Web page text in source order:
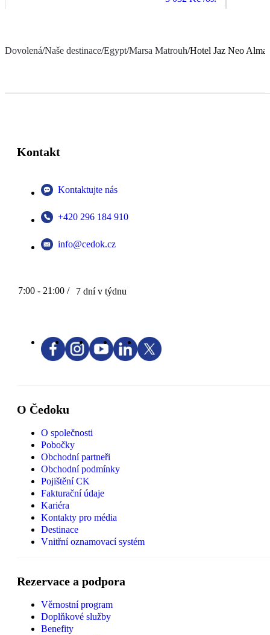
Dovolená/Naše destinace/Egypt/Marsa Matrouh/Hotel Jaz Neo
Kontakt
Kontaktujte nás
+420 296 184 910
info@cedok.cz
7:00 - 21:00 / 7 dní v týdnu
O Čedoku
O společnosti
Pobočky
Obchodní partneři
Obchodní podmínky
Pojištění CK
Fakturační údaje
Kariéra
Kontakty pro média
Destinace
Vnitřní oznamovací systém
Rezervace a podpora
Věrnostní program
Doplňkové služby
Benefity